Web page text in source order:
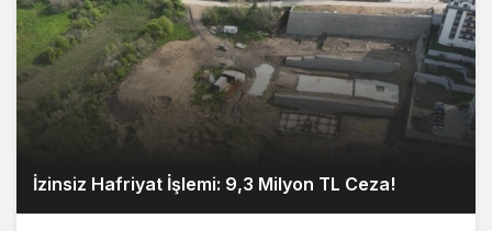
İzinsiz Hafriyat İşlemi: 9,3 Milyon TL Ceza!